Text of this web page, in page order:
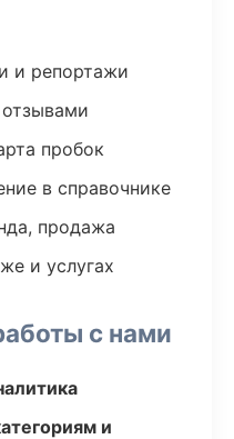
и репортажи
пробок
в справочнике
продажа
и услугах
с нами
и